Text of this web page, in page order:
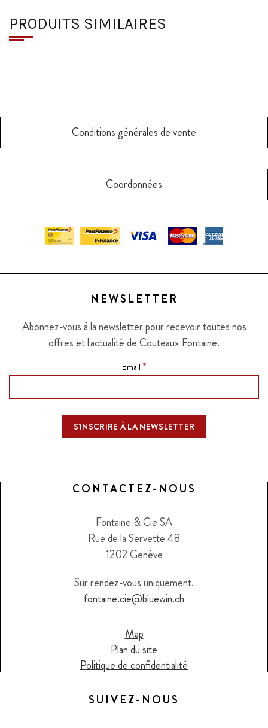
PRODUITS SIMILAIRES
Conditions générales de vente
Coordonnées
NEWSLETTER
Abonnez-vous à la newsletter pour recevoir toutes nos
offres et l'actualité de Couteaux Fontaine.
Email *
CONTACTEZ-NOUS
Fontaine & Cie SA
Rue de la Servette 48
1202 Genève
Sur rendez-vous uniquement.
fontaine.cie@bluewin.ch
Map
Plan du site
Politique de confidentialité
SUIVEZ-NOUS